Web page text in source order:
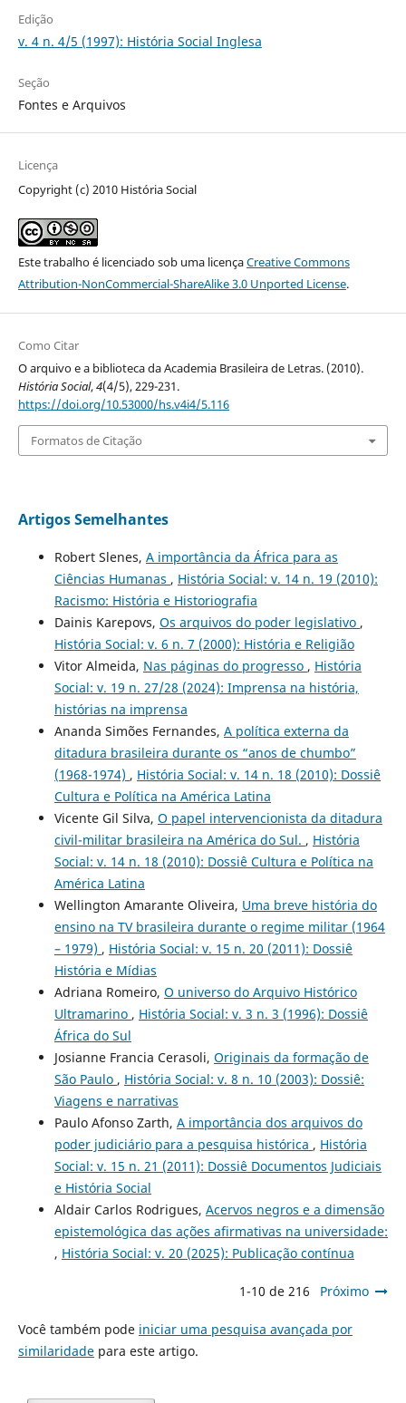
Edição
v. 4 n. 4/5 (1997): História Social Inglesa
Seção
Fontes e Arquivos
Licença
Copyright (c) 2010 História Social
Este trabalho é licenciado sob uma licençaCreative Commons
Attribution-NonCommercial-ShareAlike 3.0 Unported License.
Como Citar
O arquivo e a biblioteca da Academia Brasileira de Letras. (2010).
História Social,4(4/5), 229-231.
https://doi.org/10.53000/hs.v4i4/5.116
Formatos de Citação
Artigos Semelhantes
Robert Slenes, A importância da África para as
Ciências Humanas , História Social: v. 14 n. 19 (2010):
Racismo: História e Historiografia
Dainis Karepovs, Os arquivos do poder legislativo ,
História Social: v. 6 n. 7 (2000): História e Religião
Vitor Almeida, Nas páginas do progresso , História
Social: v. 19 n. 27/28 (2024): Imprensa na história,
histórias na imprensa
Ananda Simões Fernandes, A política externa da
ditadura brasileira durante os “anos de chumbo”
(1968-1974) , História Social: v. 14 n. 18 (2010): Dossiê
Cultura e Política na América Latina
Vicente Gil Silva, O papel intervencionista da ditadura
civil-militar brasileira na América do Sul. , História
Social: v. 14 n. 18 (2010): Dossiê Cultura e Política na
América Latina
Wellington Amarante Oliveira, Uma breve história do
ensino na TV brasileira durante o regime militar (1964
– 1979) , História Social: v. 15 n. 20 (2011): Dossiê
História e Mídias
Adriana Romeiro, O universo do Arquivo Histórico
Ultramarino , História Social: v. 3 n. 3 (1996): Dossiê
África do Sul
Josianne Francia Cerasoli, Originais da formação de
São Paulo , História Social: v. 8 n. 10 (2003): Dossiê:
Viagens e narrativas
Paulo Afonso Zarth, A importância dos arquivos do
poder judiciário para a pesquisa histórica , História
Social: v. 15 n. 21 (2011): Dossiê Documentos Judiciais
e História Social
Aldair Carlos Rodrigues, Acervos negros e a dimensão
epistemológica das ações afirmativas na universidade:
, História Social: v. 20 (2025): Publicação contínua
1-10 de 216 Próximo
Você também pode iniciar uma pesquisa avançada por
similaridadepara este artigo.